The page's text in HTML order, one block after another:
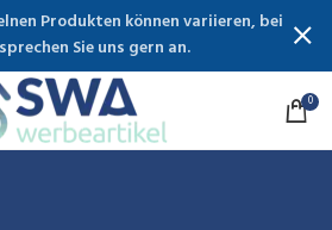
0
Produkten können variieren, bei
Sie uns gern an.